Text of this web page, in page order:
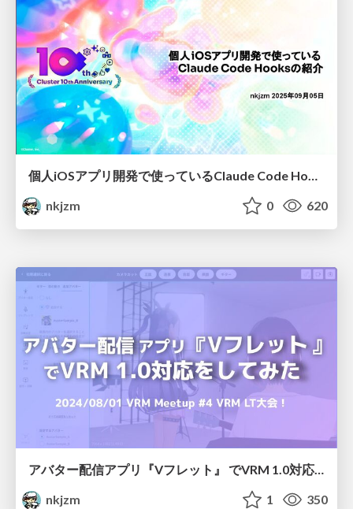
個人iOSアプリ開発で使っているClaude Code Hooksの紹介
nkjzm
0 620
nkjzm
1 350